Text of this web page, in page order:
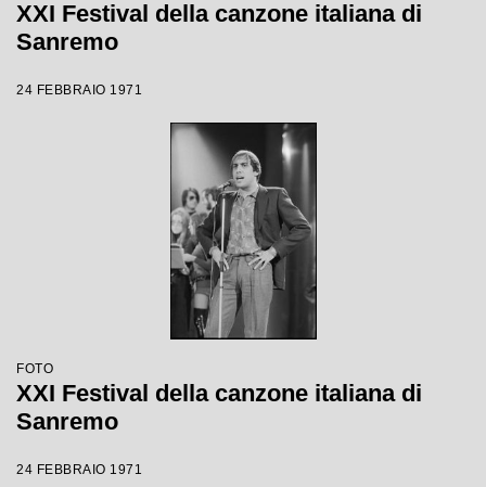
XXI Festival della canzone italiana di
Sanremo
24 FEBBRAIO 1971
FOTO
XXI Festival della canzone italiana di
Sanremo
24 FEBBRAIO 1971